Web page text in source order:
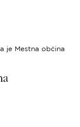
je Mestna občina